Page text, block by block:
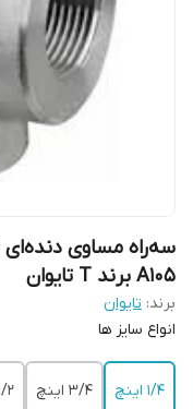
A105 برند T تایوان
برند: تایوان
انواع سایز ها
1/4 اینچ 3/4 اینچ 1/2